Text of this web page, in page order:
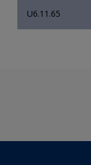
U6.11.65